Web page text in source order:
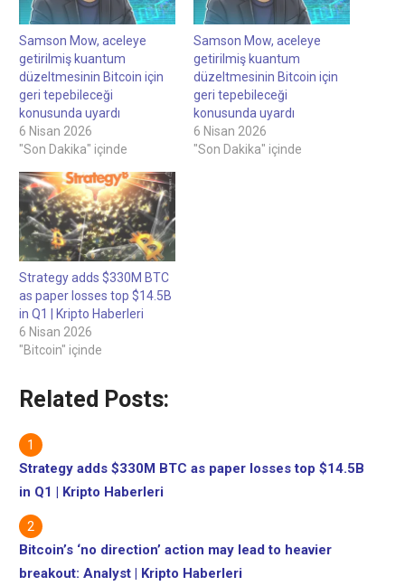
Samson Mow, aceleye
getirilmiş kuantum
düzeltmesinin Bitcoin için
geri tepebileceği
konusunda uyardı
6 Nisan 2026
"Son Dakika" içinde
Samson Mow, aceleye
getirilmiş kuantum
düzeltmesinin Bitcoin için
geri tepebileceği
konusunda uyardı
6 Nisan 2026
"Son Dakika" içinde
Strategy adds $330M BTC
as paper losses top $14.5B
in Q1 | Kripto Haberleri
6 Nisan 2026
"Bitcoin" içinde
Related Posts:
Strategy adds $330M BTC as paper losses top $14.5B
in Q1 | Kripto Haberleri
Bitcoin’s ‘no direction’ action may lead to heavier
breakout: Analyst | Kripto Haberleri